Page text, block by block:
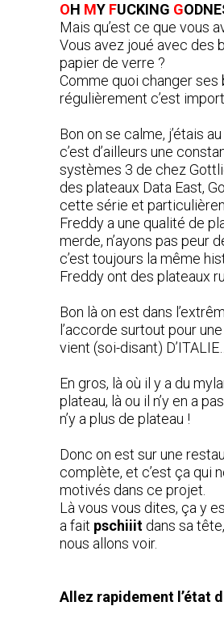
OH MY FUCKING G
Mais qu’est ce que vous
Vous avez joué avec des
papier de verre ?
Comme quoi changer ses
régulièrement c’est
Bon on se calme, j’étais
c’est d’ailleurs une
systèmes 3 de chez
des plateaux Data East,
cette série et
Freddy a une qualité de
merde, n’ayons pas peur
c’est toujours la même
Freddy ont des plateaux
Bon là on est dans
l’accorde surtout pour
vient (soi-disant) D’ITALIE…
En gros, là où il y a du
plateau, là ou il n’y en a
n’y a plus de plateau !
Donc on est sur une
complète, et c’est ça qui
motivés dans ce projet.
Là vous vous dites, ça y
a fait pschiiit dans sa
nous allons voir.
Allez rapidement l’état